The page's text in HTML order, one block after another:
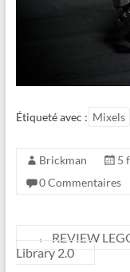
Étiqueté avec : Mixels
Brickman 5
0 Commentaires
←
REVIEW
Library 2.0